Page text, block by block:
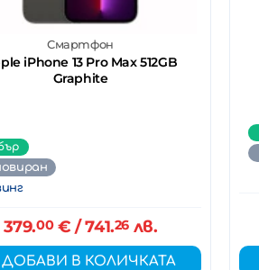
Смартфон
iPhone 13 Pro Max 512GB
Graphite
379.00€ / 741.26лв.
ДОБАВИ В КОЛИЧКАТА